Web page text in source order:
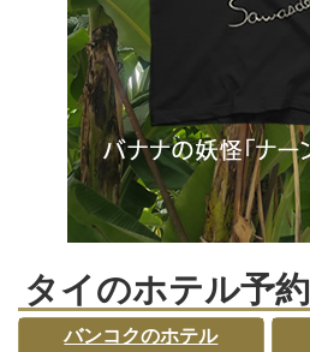
タイのホテル予約
バンコクのホテル